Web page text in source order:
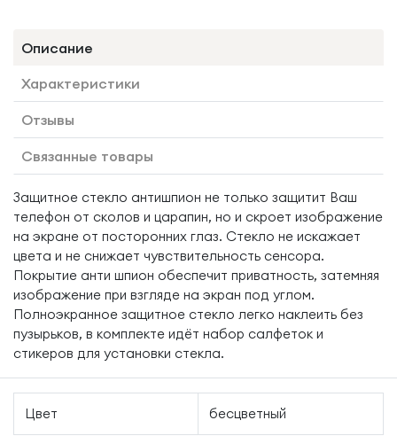
Описание
Характеристики
Отзывы
Связанные товары
Защитное стекло антишпион не только защитит Ваш
телефон от сколов и царапин, но и скроет изображение
на экране от посторонних глаз. Стекло не искажает
цвета и не снижает чувствительность сенсора.
Покрытие анти шпион обеспечит приватность, затемняя
изображение при взгляде на экран под углом.
Полноэкранное защитное стекло легко наклеить без
пузырьков, в комплекте идёт набор салфеток и
стикеров для установки стекла.
Цвет бесцветный